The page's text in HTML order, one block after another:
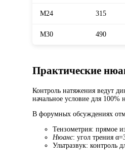
M24 315
M30 490
Практические
Контроль натяжения ведут
начальное условие для 100%
В форумных обсуждениях
Тензометрия: прямое
Нюанс: угол трения
Ультразвук: контроль